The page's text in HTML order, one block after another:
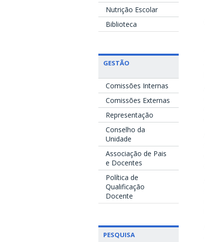
Nutrição Escolar
Biblioteca
GESTÃO
Comissões Internas
Comissões Externas
Representação
Conselho da
Unidade
Associação de Pais
e Docentes
Política de
Qualificação
Docente
PESQUISA